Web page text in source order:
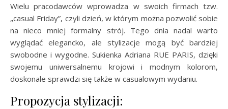
Wielu pracodawców wprowadza w swoich firmach tzw.
„casual Friday”, czyli dzień, w którym można pozwolić sobie
na nieco mniej formalny strój. Tego dnia nadal warto
wyglądać elegancko, ale stylizacje mogą być bardziej
swobodne i wygodne. Sukienka Adriana RUE PARIS, dzięki
swojemu uniwersalnemu krojowi i modnym kolorom,
doskonale sprawdzi się także w casualowym wydaniu.
Propozycja stylizacji: